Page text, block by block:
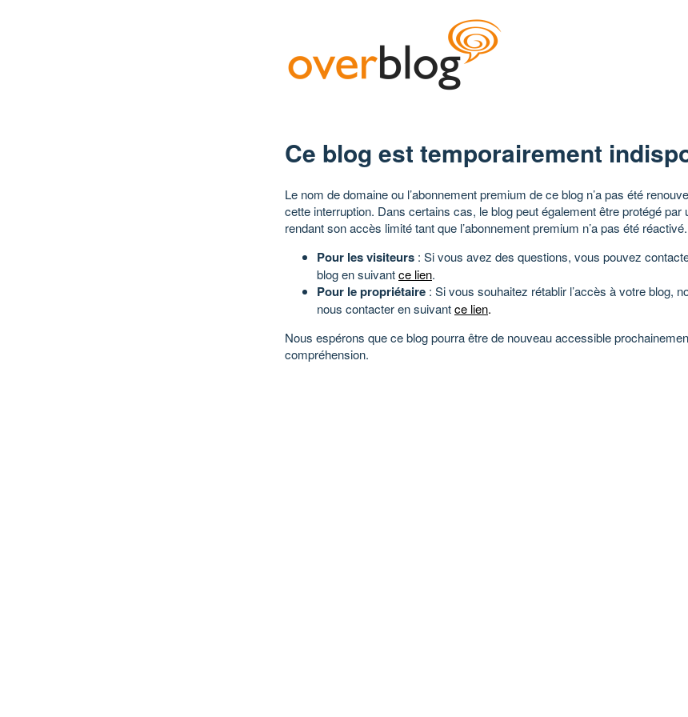
Ce blog est temporairement
Le nom de domaine ou l’abonnement premium de ce blog n’a pas été
cette interruption. Dans certains cas, le blog peut également être protégé par
rendant son accès limité tant que l’abonnement premium n’a pas été réactivé.
Pour les visiteurs : Si vous avez des questions, vous pouvez
blog en suivantce lien.
Pour le propriétaire : Si vous souhaitez rétablir l’accès à votre blog,
nous contacter en suivantce lien.
Nous espérons que ce blog pourra être de nouveau accessible
compréhension.